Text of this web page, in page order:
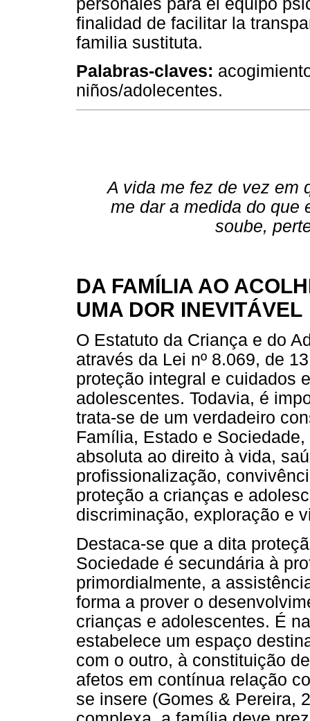
personales para el equipo
finalidad de facilitar la
familia sustituta.
Palabras-claves:
niños/adolecentes.
A vida me fez de vez em
me dar a medida do que
soube,
DA FAMÍLIA AO
UMA DOR INEVITÁVEL
O Estatuto da Criança e do
através da Lei nº 8.069, de
proteção integral e cuidados
adolescentes. Todavia, é
trata-se de um verdadeiro
Família, Estado e
absoluta ao direito à vida,
profissionalização,
proteção a crianças e
discriminação, exploração e
Destaca-se que a dita
Sociedade é secundária à
primordialmente, a
forma a prover o
crianças e adolescentes. É
estabelece um espaço
com o outro, à constituição
afetos em contínua relação
se insere (Gomes & Pereira,